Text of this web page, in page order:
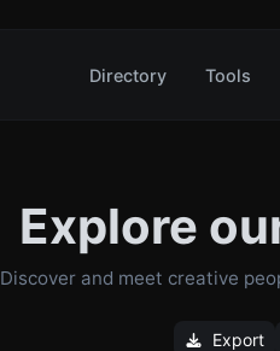
Directory Tools
Explore
Discover and meet creative
Export